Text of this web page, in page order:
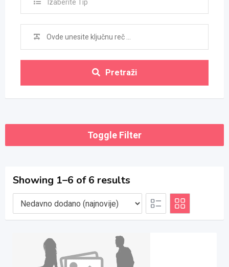
Izaberite Tip
Pretraži
Toggle Filter
Showing 1–6 of 6 results